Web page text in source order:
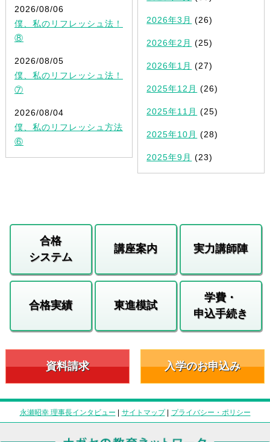
2026/08/06
僕、私のリフレッシュ法！
⑧
2026/08/05
僕、私のリフレッシュ法！
⑦
2026/08/04
僕、私のリフレッシュ方法
⑥
2026年3月 (26)
2026年2月 (25)
2026年1月 (27)
2025年12月 (26)
2025年11月 (25)
2025年10月 (28)
2025年9月 (23)
合格
システム
講座案内 実力講師陣
合格実績 東進模試
学費・
申込手続き
資料請求 入学のお申込み
永瀬昭幸 理事長インタビュー | サイトマップ| プライバシー・ポリシー